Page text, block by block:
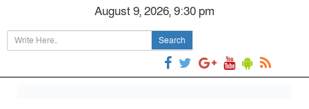
August 9, 2026, 9:30 pm
Search